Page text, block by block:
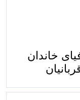
خاندان